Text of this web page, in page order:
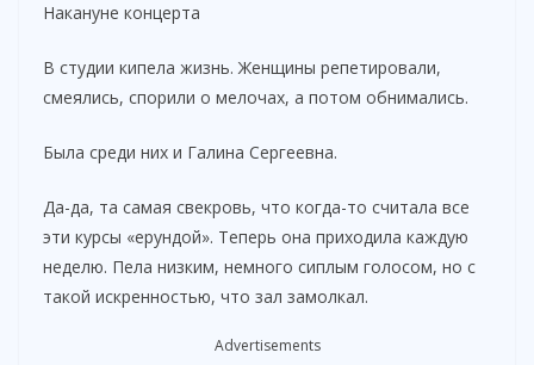
Накануне концерта
В студии кипела жизнь. Женщины репетировали,
смеялись, спорили о мелочах, а потом обнимались.
Была среди них и Галина Сергеевна.
Да-да, та самая свекровь, что когда-то считала все
эти курсы «ерундой». Теперь она приходила каждую
неделю. Пела низким, немного сиплым голосом, но с
такой искренностью, что зал замолкал.
Advertisements